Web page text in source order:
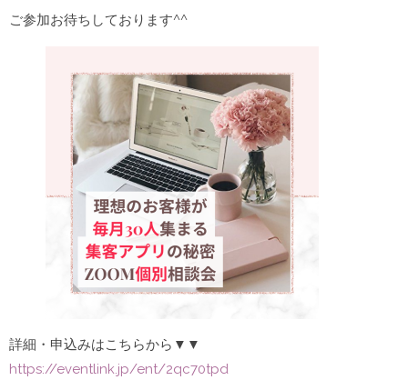
ご参加お待ちしております^^
詳細・申込みはこちらから▼▼
https://eventlink.jp/ent/2qc70tpd